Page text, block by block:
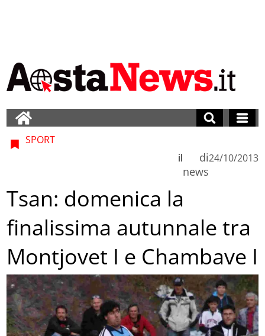
SPORT
di
news
il 24/10/2013
Tsan: domenica la
finalissima autunnale tra
Montjovet I e Chambave I